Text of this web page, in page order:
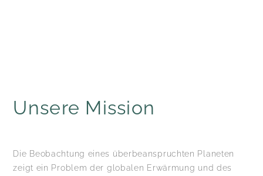
Unsere Mission
Die Beobachtung eines überbeanspruchten Planeten
zeigt ein Problem der globalen Erwärmung und des